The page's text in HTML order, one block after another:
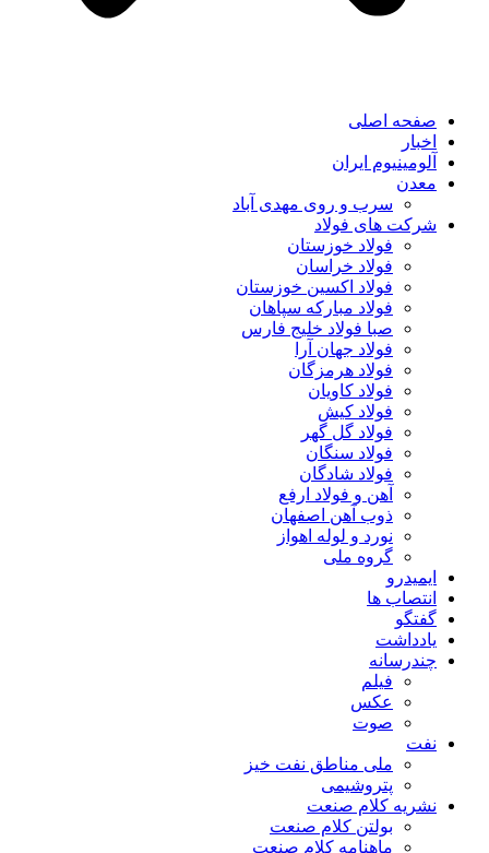
صفحه اصلی
اخبار
آلومینیوم ایران
معدن
سرب و روی مهدی آباد
شرکت های فولاد
فولاد خوزستان
فولاد خراسان
فولاد اکسین خوزستان
فولاد مبارکه سپاهان
صبا فولاد خلیج فارس
فولاد جهان آرا
فولاد هرمزگان
فولاد کاویان
فولاد کیش
فولاد گل گهر
فولاد سنگان
فولاد شادگان
آهن و فولاد ارفع
ذوب آهن اصفهان
نورد و لوله اهواز
گروه ملی
ایمیدرو
انتصاب ها
گفتگو
یادداشت
چندرسانه
فیلم
عکس
صوت
نفت
ملی مناطق نفت خیز
پتروشیمی
نشریه کلام صنعت
بولتن کلام صنعت
ماهنامه کلام صنعت